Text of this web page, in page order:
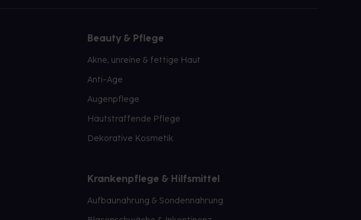
Beauty & Pflege
Akne, unreine & fettige Haut
Anti-Age
Augenpflege
Hautstraffende Pflege
Dekorative Kosmetik
Krankenpflege & Hilfsmittel
Aufbaunahrung & Sondennahrung